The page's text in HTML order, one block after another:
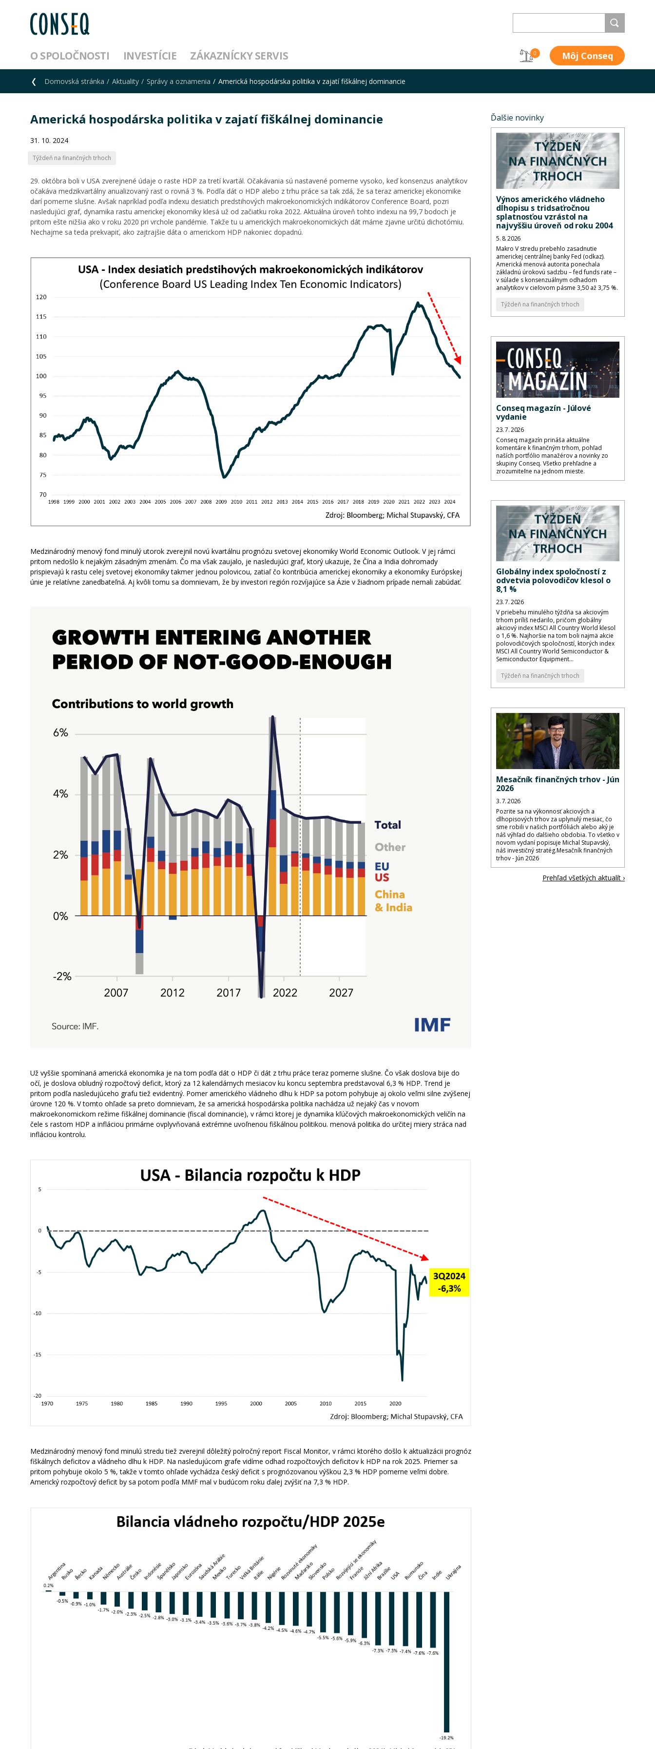
O SPOLOČNOSTI INVESTÍCIE ZÁKAZNÍCKY SERVIS 0 Môj Conseq
Domovská stránka Aktuality Správy a oznamenia Americká hospodárska politika v zajatí fiškálnej dominancie
Americká hospodárska politika v zajatí fiškálnej dominancie
31. 10. 2024
Týždeň na finančných trhoch
29. októbra boli v USA zverejnené údaje o raste HDP za tretí kvartál. Očakávania sú nastavené pomerne vysoko, keď konsenzus analytikov
očakáva medzikvartálny anualizovaný rast o rovná 3 %. Podľa dát o HDP alebo z trhu práce sa tak zdá, že sa teraz americkej ekonomike
darí pomerne slušne. Avšak napríklad podľa indexu desiatich predstihových makroekonomických indikátorov Conference Board, pozri
nasledujúci graf, dynamika rastu americkej ekonomiky klesá už od začiatku roka 2022. Aktuálna úroveň tohto indexu na 99,7 bodoch je
pritom ešte nižšia ako v roku 2020 pri vrchole pandémie. Takže tu u amerických makroekonomických dát máme zjavne určitú dichotómiu.
Nechajme sa teda prekvapiť, ako zajtrajšie dáta o americkom HDP nakoniec dopadnú.
Medzinárodný menový fond minulý utorok zverejnil novú kvartálnu prognózu svetovej ekonomiky World Economic Outlook. V jej rámci
pritom nedošlo k nejakým zásadným zmenám. Čo ma však zaujalo, je nasledujúci graf, ktorý ukazuje, že Čína a India dohromady
prispievajú k rastu celej svetovej ekonomiky takmer jednou polovicou, zatiaľ čo kontribúcia americkej ekonomiky a ekonomiky Európskej
únie je relatívne zanedbateľná. Aj kvôli tomu sa domnievam, že by investori región rozvíjajúce sa Ázie v žiadnom prípade nemali zabúdať.
Už vyššie spomínaná americká ekonomika je na tom podľa dát o HDP či dát z trhu práce teraz pomerne slušne. Čo však doslova bije do
očí, je doslova obludný rozpočtový deficit, ktorý za 12 kalendárnych mesiacov ku koncu septembra predstavoval 6,3 % HDP. Trend je
pritom podľa nasledujúceho grafu tiež evidentný. Pomer amerického vládneho dlhu k HDP sa potom pohybuje aj okolo veľmi silne zvýšenej
úrovne 120 %. V tomto ohľade sa preto domnievam, že sa americká hospodárska politika nachádza už nejaký čas v novom
makroekonomickom režime fiškálnej dominancie (fiscal dominancie), v rámci ktorej je dynamika kľúčových makroekonomických veličín na
čele s rastom HDP a infláciou primárne ovplyvňovaná extrémne uvoľnenou fiškálnou politikou. menová politika do určitej miery stráca nad
infláciou kontrolu.
Medzinárodný menový fond minulú stredu tiež zverejnil dôležitý polročný report Fiscal Monitor, v rámci ktorého došlo k aktualizácii prognóz
fiškálnych deficitov a vládneho dlhu k HDP. Na nasledujúcom grafe vidíme odhad rozpočtových deficitov k HDP na rok 2025. Priemer sa
pritom pohybuje okolo 5 %, takže v tomto ohľade vychádza český deficit s prognózovanou výškou 2,3 ​​% HDP pomerne veľmi dobre.
Americký rozpočtový deficit by sa potom podľa MMF mal v budúcom roku ďalej zvýšiť na 7,3 % HDP.
Ďalšie novinky
Výnos amerického vládneho
dlhopisu s tridsaťročnou
splatnosťou vzrástol na
najvyššiu úroveň od roku 2004
5. 8. 2026
Makro V stredu prebehlo zasadnutie
americkej centrálnej banky Fed (odkaz).
Americká menová autorita ponechala
základnú úrokovú sadzbu – fed funds rate –
v súlade s konsenzuálnym odhadom
analytikov v cieľovom pásme 3,50 až 3,75 %.
Týždeň na finančných trhoch
Conseq magazín - Júlové
vydanie
23. 7. 2026
Conseq magazín prináša aktuálne
komentáre k finančným trhom, pohľad
naších portfólio manažérov a novinky zo
skupiny Conseq. Všetko prehľadne a
zrozumiteľne na jednom mieste.
Globálny index spoločností z
odvetvia polovodičov klesol o
8,1 %
23. 7. 2026
V priebehu minulého týždňa sa akciovým
trhom príliš nedarilo, pričom globálny
akciový index MSCI All Country World klesol
o 1,6 %. Najhoršie na tom boli najmä akcie
polovodičových spoločností, ktorých index
MSCI All Country World Semiconductor &
Semiconductor Equipment...
Týždeň na finančných trhoch
Mesačník finančných trhov - Jún
2026
3. 7. 2026
Pozrite sa na výkonnosť akciových a
dlhopisových trhov za uplynulý mesiac, čo
sme robili v našich portfóliách alebo aký je
náš výhľad do ďalšieho obdobia. To všetko v
novom vydaní popisuje Michal Stupavský,
náš investičný stratég.Mesačník finančných
trhov - Jún 2026
Prehľad všetkých aktualít ›